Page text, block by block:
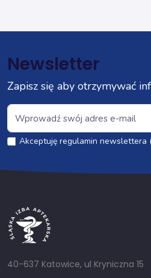
Newsletter
Zapisz się aby otrzymywać
Akceptuję regulamin newslettera
40-637 Katowice, ul Kryniczna 15